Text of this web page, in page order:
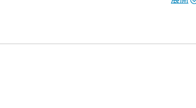
卷二（彩紋墨韻書衣版）》《（文庫版）靈劍．
《奇峰異石傳．卷一》《奇峰異石傳．卷三（最
俠．卷一》《（文庫版）天觀雙俠．卷七》
俠．卷二》《（文庫版）天觀雙俠．卷五》
天觀雙俠．卷六》《（文庫版）天觀雙俠．卷